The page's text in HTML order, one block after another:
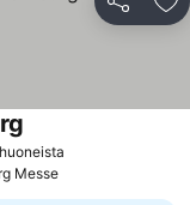
Jaa
Messe